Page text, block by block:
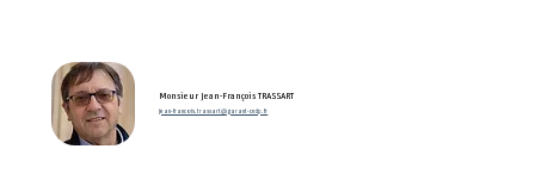
Monsieur Jean-François TRASSART
jean-francois.trassart@garant-cndp.fr